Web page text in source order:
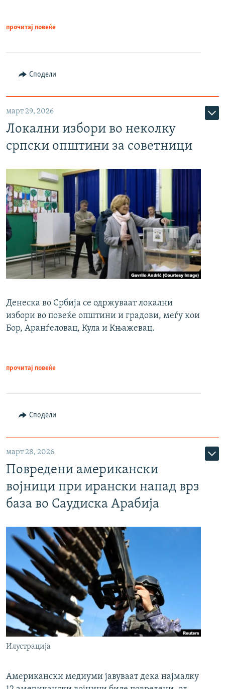
прочитај повеќе
Сподели
март 29, 2026
Локални избори во неколку
српски општини за советници
Денеска во Србија се одржуваат локални
избори во повеќе општини и градови, меѓу кои
Бор, Аранѓеловац, Кула и Књажевац.
прочитај повеќе
Сподели
март 28, 2026
Повредени американски
војници при ирански напад врз
база во Саудиска Арабија
Илустрација
Американски медиуми јавуваат дека најмалку